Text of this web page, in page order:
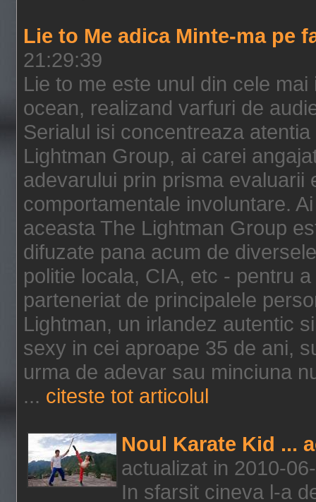
Lie to Me adica Minte-ma pe
21:29:39
Lie to me este unul din cele
ocean, realizand varfuri de
Serialul isi concentreaza
Lightman Group, ai carei
adevarului prin prisma evaluarii
comportamentale involuntare.
aceasta The Lightman Group
difuzate pana acum de
politie locala, CIA, etc - pentru
parteneriat de principalele
Lightman, un irlandez autentic
sexy in cei aproape 35 de ani,
urma de adevar sau minciuna
... citeste tot articolul
Noul Karate Kid ...
actualizat in 2010-
In sfarsit cineva l-a